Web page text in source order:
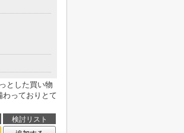
とした買い物
わっておりとて
検討リスト